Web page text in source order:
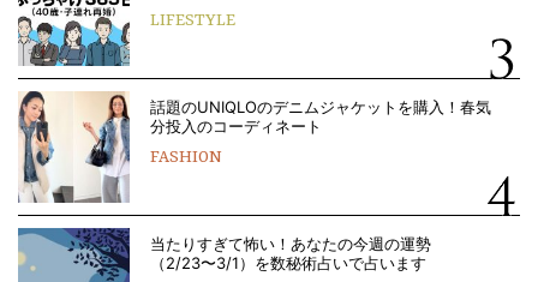
LIFESTYLE
話題のUNIQLOのデニムジャケットを購入！春気
分投入のコーディネート
FASHION
当たりすぎて怖い！あなたの今週の運勢
（2/23〜3/1）を数秘術占いで占います